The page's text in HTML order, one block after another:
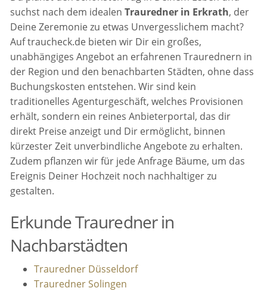
suchst nach dem idealenTrauredner in Erkrath, der
Deine Zeremonie zu etwas Unvergesslichem macht?
Auf traucheck.de bieten wir Dir ein großes,
unabhängiges Angebot an erfahrenen Traurednern in
der Region und den benachbarten Städten, ohne dass
Buchungskosten entstehen. Wir sind kein
traditionelles Agenturgeschäft, welches Provisionen
erhält, sondern ein reines Anbieterportal, das dir
direkt Preise anzeigt und Dir ermöglicht, binnen
kürzester Zeit unverbindliche Angebote zu erhalten.
Zudem pflanzen wir für jede Anfrage Bäume, um das
Ereignis Deiner Hochzeit noch nachhaltiger zu
gestalten.
Erkunde Trauredner in
Nachbarstädten
Trauredner Düsseldorf
Trauredner Solingen